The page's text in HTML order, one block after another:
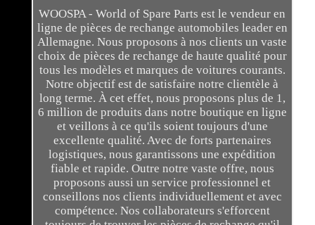
WOOSPA - World of Spare Parts est le vendeur en
ligne de pièces de rechange automobiles leader en
Allemagne. Nous proposons à nos clients un vaste
choix de pièces de rechange de haute qualité pour
tous les modèles et marques de voitures courants.
Notre objectif est de satisfaire notre clientèle à
long terme. À cet effet, nous proposons plus de 1,
6 million de produits dans notre boutique en ligne
et veillons à ce qu'ils soient toujours d'une
excellente qualité. Avec de forts partenaires
logistiques, nous garantissons une expédition
fiable et rapide. Outre notre vaste offre, nous
proposons aussi un service professionnel et
conseillons nos clients individuellement et avec
compétence. Nos collaborateurs s'efforcent